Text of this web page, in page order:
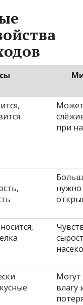
при
Могут
влагу